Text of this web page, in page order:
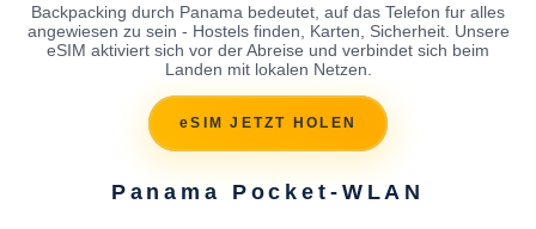
Backpacking durch Panama bedeutet, auf das Telefon fur alles
angewiesen zu sein - Hostels finden, Karten, Sicherheit. Unsere
eSIM aktiviert sich vor der Abreise und verbindet sich beim
Landen mit lokalen Netzen.
eSIM JETZT HOLEN
Panama Pocket-WLAN